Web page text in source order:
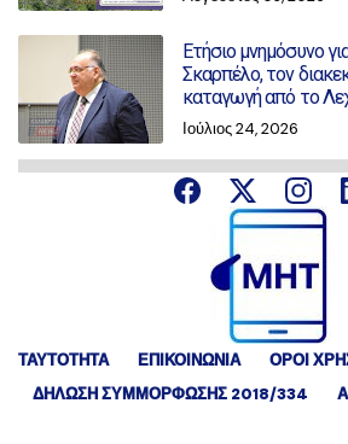
Ετήσιο μνημόσυνο
Σκαρπέλο, τον
καταγωγή από το
Ιούλιος 24, 2026
ΤΑΥΤΟΤΗΤΑ ΕΠΙΚΟΙΝΩΝΙΑ
ΟΡΟΙ
ΔΉΛΩΣΗ ΣΥΜΜΌΡΦΩΣΗΣ 2018/334